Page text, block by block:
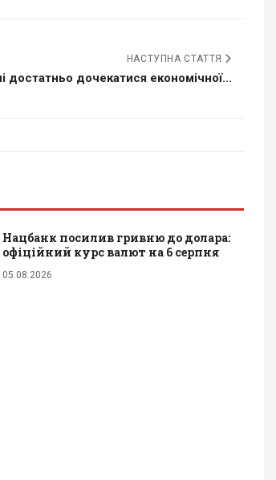
НАСТУПНА СТАТТЯ
достатньо дочекатися економічної...
Нацбанк посилив гривню до долара:
офіційний курс валют на 6 серпня
05.08.2026